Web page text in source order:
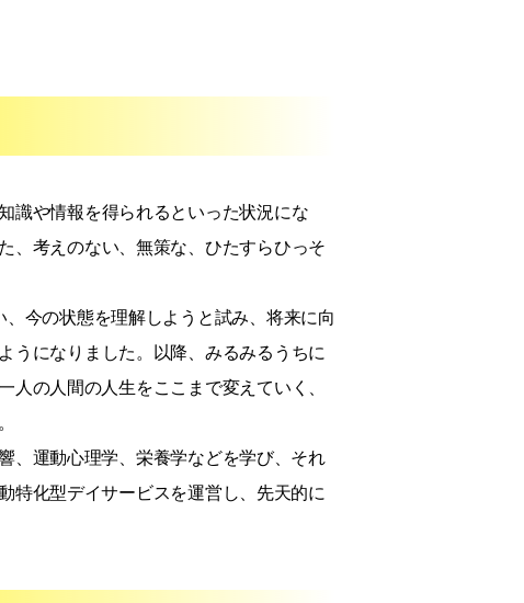
識や情報を得られるといった状況にな
、考えのない、無策な、ひたすらひっそ
今の状態を理解しようと試み、将来に向
うになりました。以降、みるみるうちに
の人間の人生をここまで変えていく、
、運動心理学、栄養学などを学び、それ
特化型デイサービスを運営し、先天的に